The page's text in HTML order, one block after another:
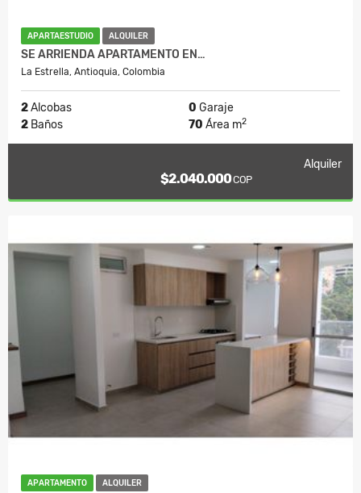
APARTAESTUDIO ALQUILER
SE ARRIENDA APARTAMENTO EN…
La Estrella, Antioquia, Colombia
2Alcobas 0 Garaje
2 Baños 70 Área m2
Alquiler
$2.040.000COP
APARTAMENTO ALQUILER